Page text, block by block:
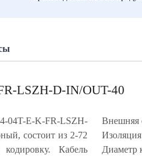
LSZH-D-IN/OUT-40
04T-E-K-FR-LSZH-
состоит из 2-72
Кабель
Внешняя
Диаметр